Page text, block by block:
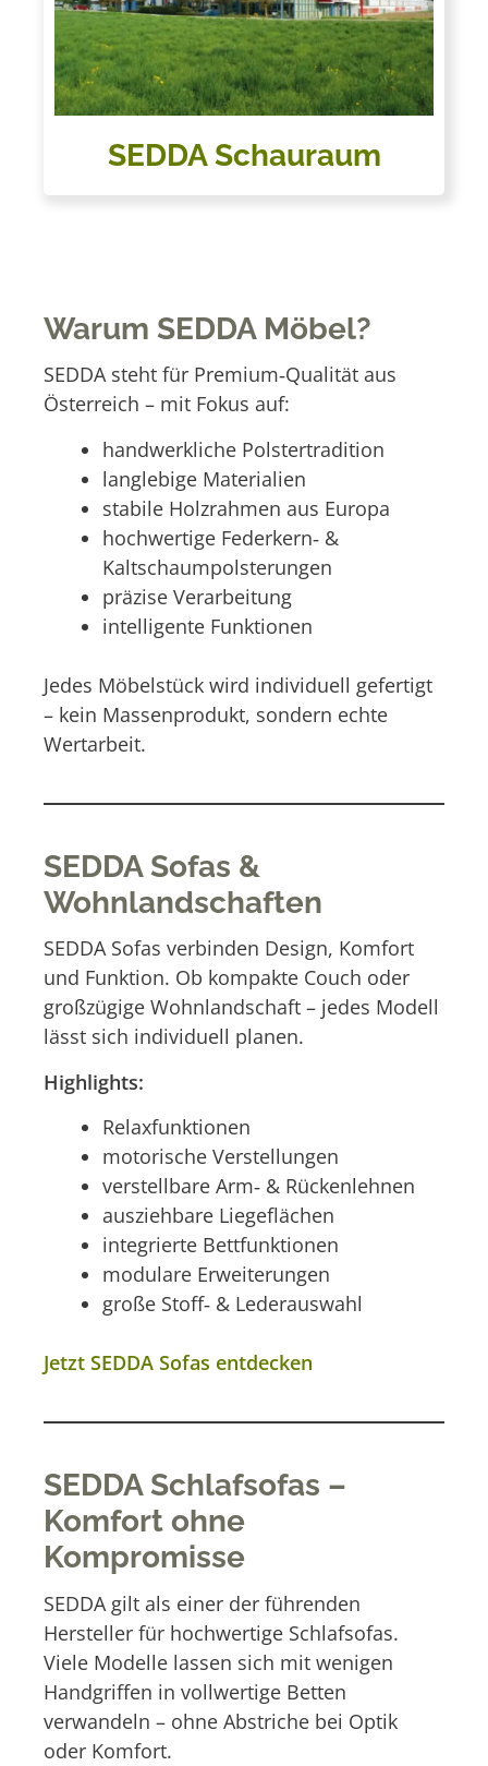
SEDDASchauraum
Warum SEDDA Möbel?
SEDDA steht für Premium‑Qualität aus
Österreich – mit Fokus auf:
handwerkliche Polstertradition
langlebige Materialien
stabile Holzrahmen aus Europa
hochwertige Federkern‑ &
Kaltschaumpolsterungen
präzise Verarbeitung
intelligente Funktionen
Jedes Möbelstück wird individuell gefertigt
– kein Massenprodukt, sondern echte
Wertarbeit.
SEDDA Sofas &
Wohnlandschaften
SEDDA Sofas verbinden Design, Komfort
und Funktion. Ob kompakte Couch oder
großzügige Wohnlandschaft – jedes Modell
lässt sich individuell planen.
Highlights:
Relaxfunktionen
motorische Verstellungen
verstellbare Arm‑ & Rückenlehnen
ausziehbare Liegeflächen
integrierte Bettfunktionen
modulare Erweiterungen
große Stoff‑ & Lederauswahl
Jetzt SEDDA Sofas entdecken
SEDDA Schlafsofas –
Komfort ohne
Kompromisse
SEDDA gilt als einer der führenden
Hersteller für hochwertige Schlafsofas.
Viele Modelle lassen sich mit wenigen
Handgriffen in vollwertige Betten
verwandeln – ohne Abstriche bei Optik
oder Komfort.